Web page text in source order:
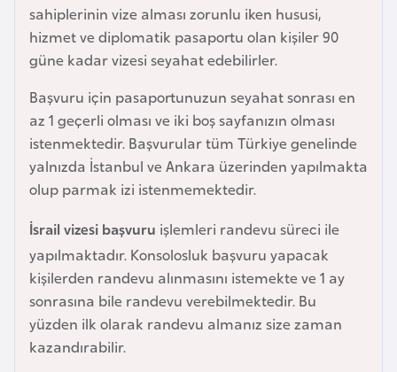
sahiplerinin vize alması zorunlu iken hususi,
hizmet ve diplomatik pasaportu olan kişiler 90
güne kadar vizesi seyahat edebilirler.
Başvuru için pasaportunuzun seyahat sonrası en
az 1 geçerli olması ve iki boş sayfanızın olması
istenmektedir. Başvurular tüm Türkiye genelinde
yalnızda İstanbul ve Ankara üzerinden yapılmakta
olup parmak izi istenmemektedir.
İsrail vizesi başvuru işlemleri randevu süreci ile
yapılmaktadır. Konsolosluk başvuru yapacak
kişilerden randevu alınmasını istemekte ve 1 ay
sonrasına bile randevu verebilmektedir. Bu
yüzden ilk olarak randevu almanız size zaman
kazandırabilir.
n
a
n
g
l
a
d
e
ş
B
e